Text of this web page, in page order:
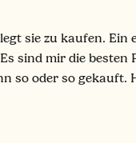
sie zu kaufen. Ein
sind mir die
so oder so